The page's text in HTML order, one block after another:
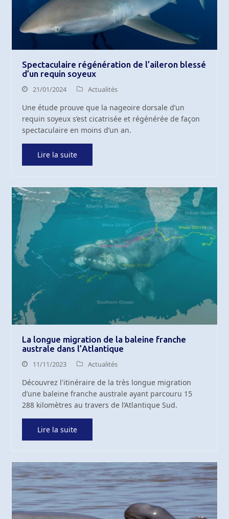
Spectaculaire régénération de l’aileron blessé
d’un requin soyeux
21/01/2024 Actualités
Une étude prouve que la nageoire dorsale d’un
requin soyeux s’est cicatrisée et régénérée de façon
spectaculaire en moins d’un an.
Lire la suite
La longue migration de la baleine franche
australe dans l’Atlantique
11/11/2023 Actualités
Découvrez l'itinéraire de la très longue migration
d’une baleine franche australe ayant parcouru 15
288 kilomètres au travers de l’Atlantique Sud.
Lire la suite